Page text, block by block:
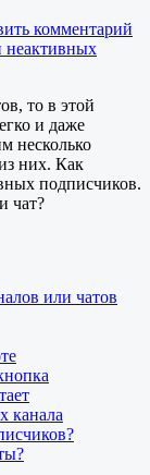
комментарий
неактивных
то в этой
и даже
несколько
них. Как
подписчиков.
чат?
или чатов
канала